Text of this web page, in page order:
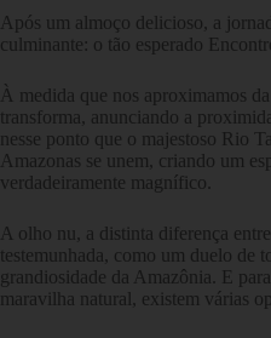
Após um almoço delicioso, a
culminante: o tão esperado
À medida que nos aproximamos
transforma, anunciando a
nesse ponto que o majestoso Rio
Amazonas se unem, criando um
verdadeiramente magnífico.
A olho nu, a distinta diferença
testemunhada, como um duelo de
grandiosidade da Amazônia. E
maravilha natural, existem várias